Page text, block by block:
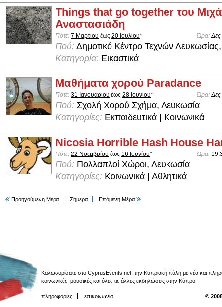
Things that go together του
Αναστασιάδη
Πότε: 7 Μαρτίου έως 20 Ιουλίου* Ώρα:Δες
Πού: Δημοτικό Κέντρο Τεχνών
Κατηγορία: Εικαστικά
Μαθήματα χορού Paradance
Πότε: 31 Ιανουαρίου έως 28 Ιουνίου* Ώρα:Δες
Πού: Σχολή Χορού Σχήμα, Λευκωσία
Κατηγορίες: Εκπαιδευτικά | Κοινωνικά
Nicosia Horrible Hash House
Πότε: 22 Νοεμβρίου έως 16 Ιουνίου* Ώρα:
Πού: Πολλαπλοί Χώροι, Λευκωσία
Κατηγορίες: Κοινωνικά | Αθλητικά
Προηγούμενη Μέρα Σήμερα Επόμενη Μέρα
Καλωσορίσατε στο CyprusEvents.net, την Κυπριακή πύλη με νέα και
κοινωνικές, μουσικές και όλες τις άλλες εκδηλώσεις στην Κύπρο.
πληροφορίες επικοινωνία ©